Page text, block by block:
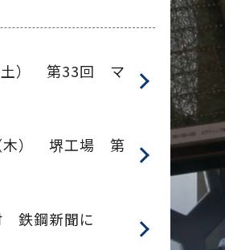
土） 第33回 マ
木） 堺工場 第
鉄鋼新聞に